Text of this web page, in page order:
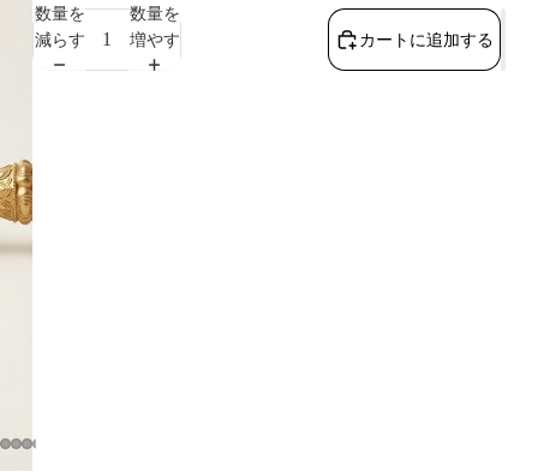
数量を
減らす
数量を
増やす
カートに追加する